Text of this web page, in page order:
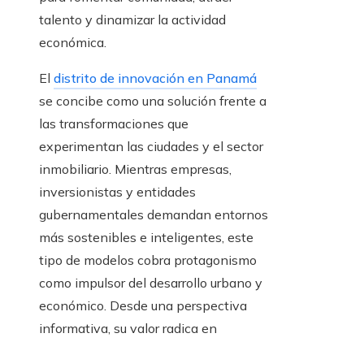
talento y dinamizar la actividad
económica.
El distrito de innovación en Panamá
se concibe como una solución frente a
las transformaciones que
experimentan las ciudades y el sector
inmobiliario. Mientras empresas,
inversionistas y entidades
gubernamentales demandan entornos
más sostenibles e inteligentes, este
tipo de modelos cobra protagonismo
como impulsor del desarrollo urbano y
económico. Desde una perspectiva
informativa, su valor radica en